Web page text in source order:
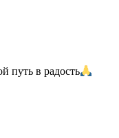
путь в радость